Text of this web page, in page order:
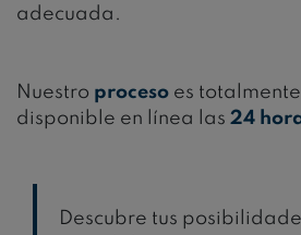
adecuada.
Nuestro proceso es totalmente
disponible en línea las 24
Descubre tus